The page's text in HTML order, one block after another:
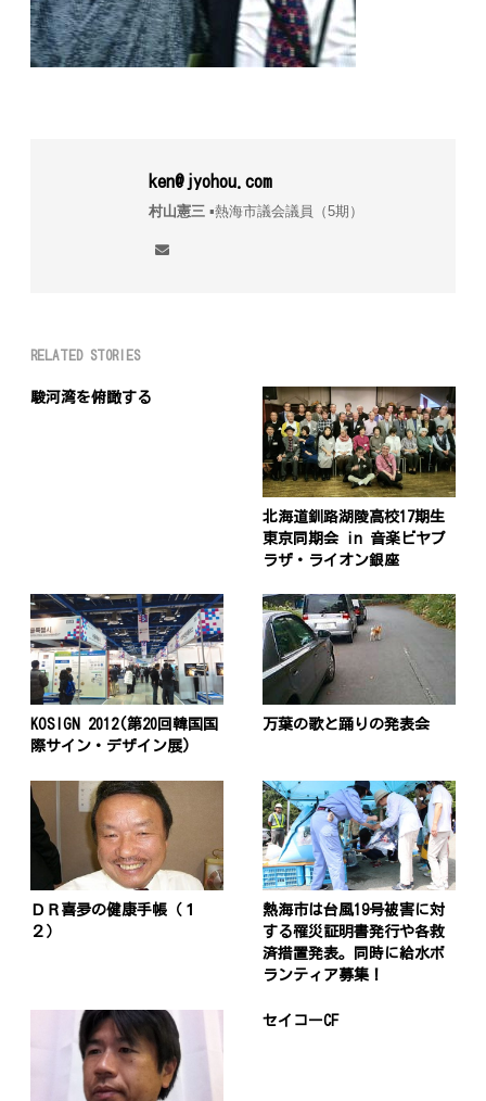
ken@jyohou.com
村山憲三▪︎熱海市議会議員（5期）
RELATED STORIES
駿河湾を俯瞰する
北海道釧路湖陵高校17期生
東京同期会 in 音楽ビヤプ
ラザ・ライオン銀座
KOSIGN 2012(第20回韓国国
際サイン・デザイン展)
万葉の歌と踊りの発表会
ＤＲ喜夛の健康手帳（１
２）
熱海市は台風19号被害に対
する罹災証明書発行や各救
済措置発表。同時に給水ボ
ランティア募集！
セイコーCF